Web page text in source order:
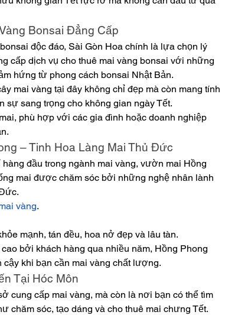
Bonsai Đẳng Cấp
độc đáo, Sài Gòn Hoa chính là lựa chọn lý
cấp dịch vụ cho thuê mai vàng bonsai với những
hứng từ phong cách bonsai Nhật Bản.
mai vàng tại đây không chỉ đẹp mà còn mang tính
sự sang trọng cho không gian ngày Tết.
phù hợp với các gia đình hoặc doanh nghiệp
– Tinh Hoa Làng Mai Thủ Đức
đầu trong ngành mai vàng, vườn mai Hồng
mai được chăm sóc bởi những nghệ nhân lành
vàng.
mạnh, tán đều, hoa nở đẹp và lâu tàn.
bởi khách hàng qua nhiều năm, Hồng Phong
cậy khi bạn cần mai vàng chất lượng.
Tại Hóc Môn
cung cấp mai vàng, mà còn là nơi bạn có thể tìm
chăm sóc, tạo dáng và cho thuê mai chưng Tết.